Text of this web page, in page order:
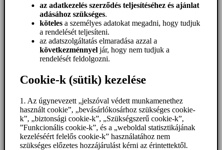
az adatkezelés szerződés teljesítéséhez és ajánlat
adásához szükséges.
köteles a személyes adatokat megadni, hogy tudjuk
a rendelését teljesíteni.
az adatszolgáltatás elmaradása azzal a
következménnyel jár, hogy nem tudjuk a
rendelését feldolgozni.
Cookie-k (sütik) kezelése
1. Az úgynevezett „jelszóval védett munkamenethez
használt cookie”, „bevásárlókosárhoz szükséges cookie-
k”, „biztonsági cookie-k”, „Szükségszerű cookie-k”,
”Funkcionális cookie-k”, és a „weboldal statisztikájának
kezeléséért felelős cookie-k” használatához nem
szükséges előzetes hozzájárulást kérni az érintettektől.